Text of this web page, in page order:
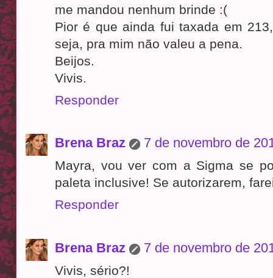
me mandou nenhum brinde :(
Pior é que ainda fui taxada em
seja, pra mim não valeu a pena.
Beijos.
Vivis.
Responder
Brena Braz 7 de novembro de
Mayra, vou ver com a Sigma se
paleta inclusive! Se autorizarem,
Responder
Brena Braz 7 de novembro de
Vivis, sério?!